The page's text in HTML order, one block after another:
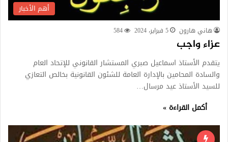
أهم الأخبار
هاني هارون 5 فبراير، 2024 584
عزاء واجب
يتقدم الأستاذ اسماعيل صبري المستشار القانوني للإتحاد العام
والسادة المحامين بالإدارة العامة للشئون القانونية بخالص التعازي
للسيد الأستاذ عيد مرسال…
أكمل القراءة »